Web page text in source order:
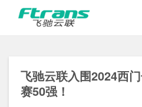
飞驰云联入围2024西
赛50强 ！